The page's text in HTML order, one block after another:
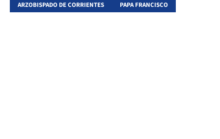
ARZOBISPADO DE CORRIENTES PAPA FRANCISCO